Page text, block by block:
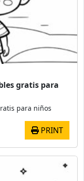
gratis para
para niños
PRINT